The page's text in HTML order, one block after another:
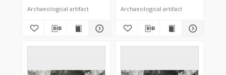
Archaeological artifact Archaeological artifact